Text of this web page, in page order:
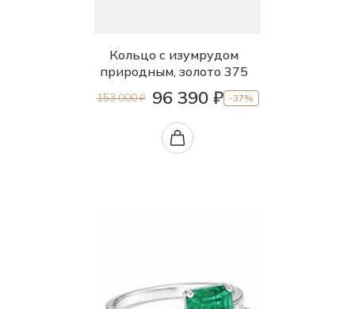
Кольцо с изумрудом
природным, золото 375
153 000 ₽ 96 390 ₽ -37%